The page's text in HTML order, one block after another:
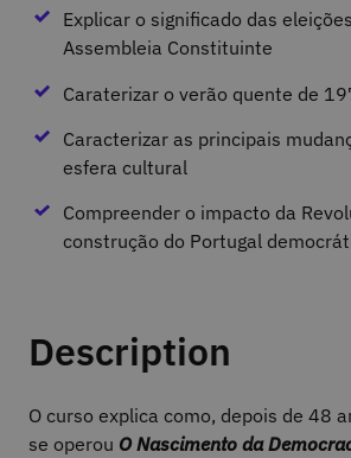
Explicar o significado das
Assembleia Constituinte
Caraterizar o verão quente de
Caracterizar as principais
esfera cultural
Compreender o impacto da
construção do Portugal
Description
O curso explica como, depois de 48
se operou O Nascimento da